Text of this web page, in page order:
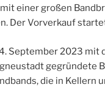
einer großen
Der Vorverkauf
September 2023 mit
gegründete
die in Kellern